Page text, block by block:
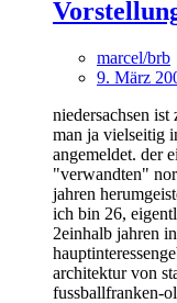
marcel/brb
9. März
niedersachsen
man ja vielseitig
angemeldet. der
"verwandten"
jahren
ich bin 26,
2einhalb jahren
architektur von
fussballfranken-